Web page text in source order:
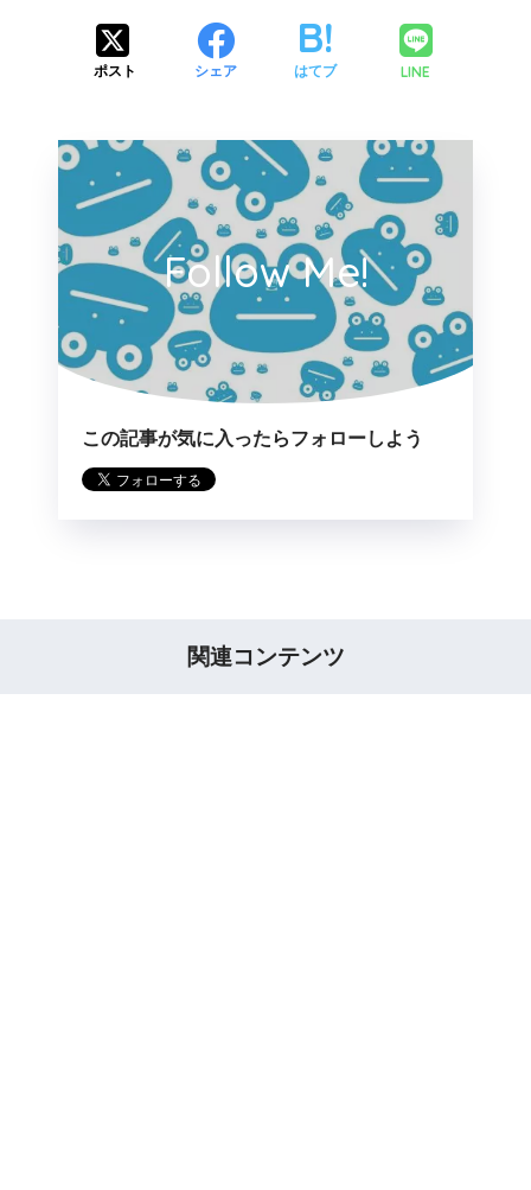
ポスト シェア はてブ LINE
Follow Me!
この記事が気に入ったらフォローしよう
関連コンテンツ